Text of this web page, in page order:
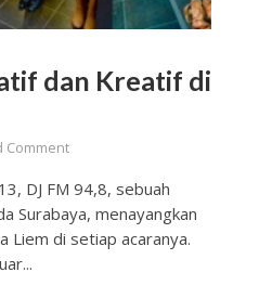
dan Kreatif di
Comment
DJ FM 94,8, sebuah
Surabaya, menayangkan
Liem di setiap acaranya.